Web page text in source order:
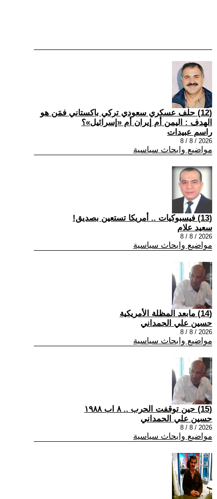
(12) حلف عسكري سعودي تركي باكستاني فمَن هو
الهدف : اليمن أم إيران أم «إسرائيل»؟
راسم عبيدات
2026 / 8 / 8
مواضيع وابحاث سياسية
(13) فيسبوكيات .. أمريكا تستعين بصديق!
سعيد علام
2026 / 8 / 8
مواضيع وابحاث سياسية
(14) مابعد المظلة الأمريكية
حسين علي الحمداني
2026 / 8 / 8
مواضيع وابحاث سياسية
(15) حين توقفت الحرب .. ٨ اب ١٩٨٨
حسين علي الحمداني
2026 / 8 / 8
مواضيع وابحاث سياسية